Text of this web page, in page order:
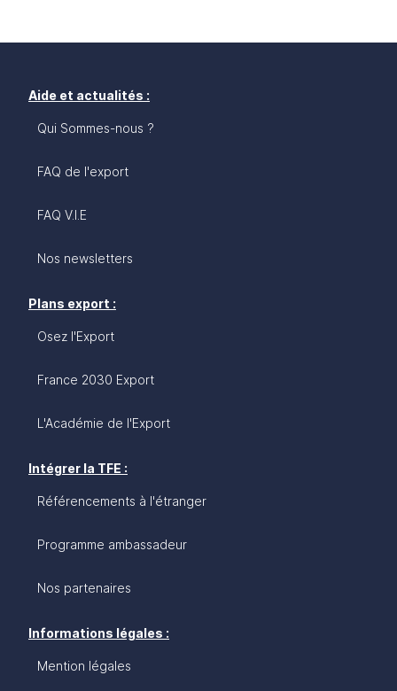
Aide et actualités :
Qui Sommes-nous ?
FAQ de l'export
FAQ V.I.E
Nos newsletters
Plans export :
Osez l'Export
France 2030 Export
L'Académie de l'Export
Intégrer la TFE :
Référencements à l'étranger
Programme ambassadeur
Nos partenaires
Informations légales :
Mention légales